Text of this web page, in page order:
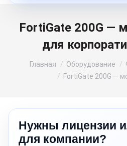
FortiGate 200G —
для
Вы здесь:
Главная Оборудование
FortiGate 200G —
Нужны лицензии
для компании?